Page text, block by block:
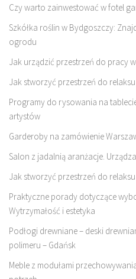
Czy warto zainwestować w fotel
Szkółka roślin w Bydgoszczy:
ogrodu
Jak urządzić przestrzeń do pracy
Jak stworzyć przestrzeń do
Programy do rysowania na
artystów
Garderoby na zamówienie
Salon z jadalnią aranżacje.
Jak stworzyć przestrzeń do
Praktyczne porady dotyczące
Wytrzymałość i estetyka
Podłogi drewniane – deski
polimeru – Gdańsk
Meble z modułami